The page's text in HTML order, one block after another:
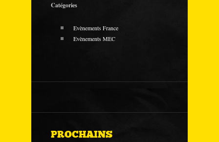
Catégories
Evènements France
Evènements MEC
PROCHAINS